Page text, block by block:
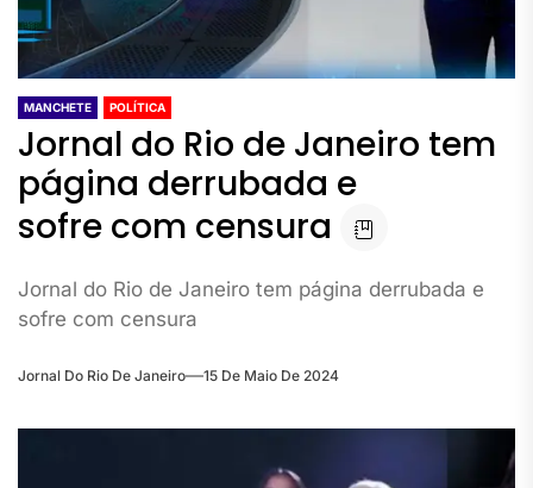
MANCHETE POLÍTICA
Jornal do Rio de Janeiro tem
página derrubada e
sofre com censura
Jornal do Rio de Janeiro tem página derrubada e
sofre com censura
Jornal Do Rio De Janeiro 15 De Maio De 2024